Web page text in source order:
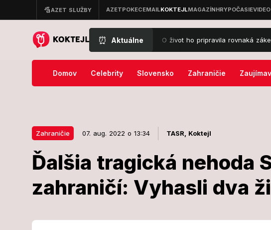
⏰ Aktuálne
po smrti milovaného otca († 68): O život ho pripravila rovnaká zákerná
Domov Celebrity Slovensko Zahraničie
Zahraničie 07. aug. 2022 o 13:34 TASR, Koktejl
Ďalšia tragická nehoda
zahraničí: Vyhasli dva
Ďalšia tragická